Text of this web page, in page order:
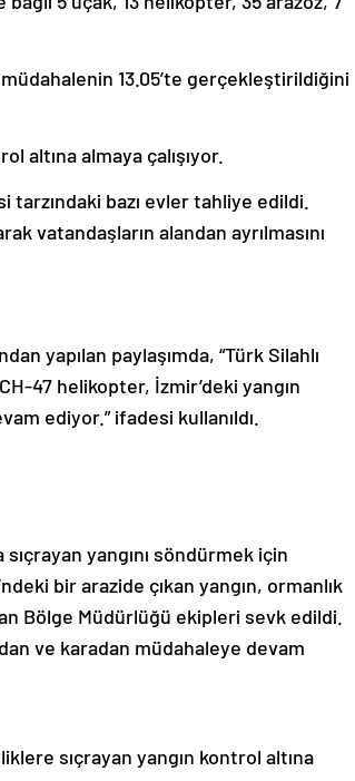
müdahalenin 13.05’te gerçekleştirildiğini
altına almaya çalışıyor.
tarzındaki bazı evler tahliye edildi.
vatandaşların alandan ayrılmasını
yapılan paylaşımda, “Türk Silahlı
47 helikopter, İzmir’deki yangın
ediyor.” ifadesi kullanıldı.
yangını söndürmek için
bir arazide çıkan yangın, ormanlık
Bölge Müdürlüğü ekipleri sevk edildi.
ve karadan müdahaleye devam
sıçrayan yangın kontrol altına